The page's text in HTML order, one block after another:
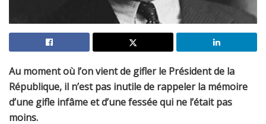
Au moment où l’on vient de gifler le Président de la
République, il n’est pas inutile de rappeler la mémoire
d’une gifle infâme et d’une fessée qui ne l’était pas
moins.